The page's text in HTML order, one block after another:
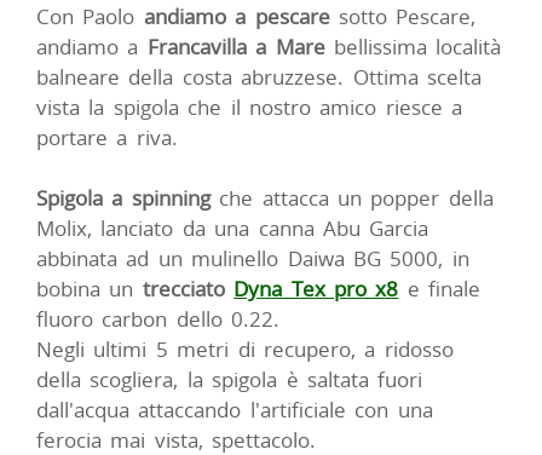
Con Paolo andiamo a pescaresotto Pescare,
andiamo a Francavilla a Marebellissima località
balneare della costa abruzzese. Ottima scelta
vista la spigola che il nostro amico riesce a
portare a riva.
Spigola a spinningche attacca un popper della
Molix, lanciato da una canna Abu Garcia
abbinata ad un mulinello Daiwa BG 5000, in
bobina un trecciato Dyna Tex pro x8 e finale
fluoro carbon dello 0.22.
Negli ultimi 5 metri di recupero, a ridosso
della scogliera, la spigola è saltata fuori
dall'acqua attaccando l'artificiale con una
ferocia mai vista, spettacolo.